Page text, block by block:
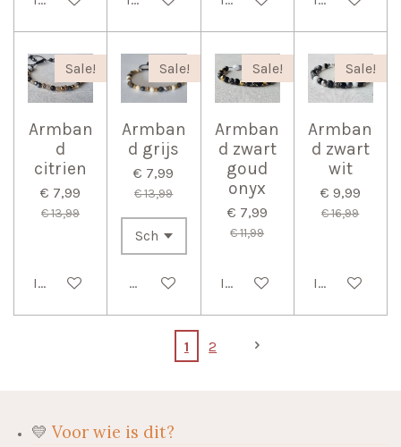
Sale!
Armban
d
citrien
€ 7,99
€ 13,99
In winkelwagen
Sale!
Armban
d grijs
€ 7,99
€ 13,99
Bekijk details
Sale!
Armban
d zwart
goud
onyx
€ 7,99
€ 11,99
In winkelwagen
Sale!
Armban
d zwart
wit
€ 9,99
€ 16,99
In
1 2
💛 Voor wie is dit?